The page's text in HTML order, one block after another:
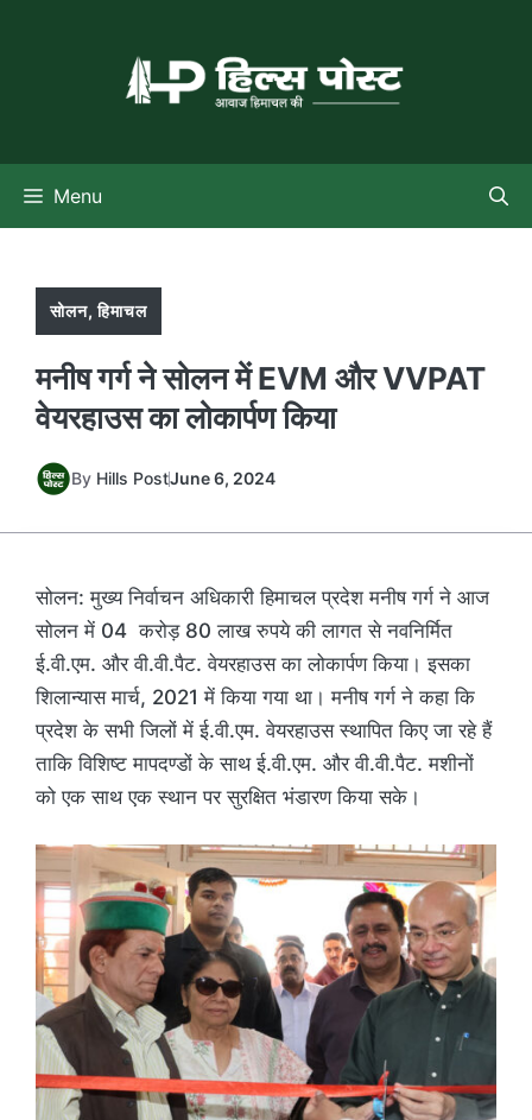
Menu
सोलन,हिमाचल
मनीष गर्ग ने सोलन में EVM और VVPAT
वेयरहाउस का लोकार्पण किया
By Hills PostJune 6, 2024
सोलन: मुख्य निर्वाचन अधिकारी हिमाचल प्रदेश मनीष गर्ग ने आज
सोलन में 04 करोड़ 80 लाख रुपये की लागत से नवनिर्मित
ई.वी.एम. और वी.वी.पैट. वेयरहाउस का लोकार्पण किया। इसका
शिलान्यास मार्च, 2021 में किया गया था। मनीष गर्ग ने कहा कि
प्रदेश के सभी जिलों में ई.वी.एम. वेयरहाउस स्थापित किए जा रहे हैं
ताकि विशिष्ट मापदण्डों के साथ ई.वी.एम. और वी.वी.पैट. मशीनों
को एक साथ एक स्थान पर सुरक्षित भंडारण किया सके।